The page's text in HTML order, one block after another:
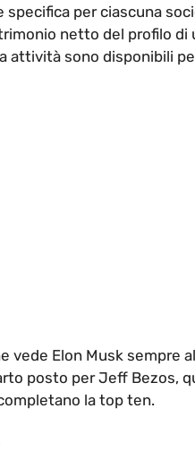
specifica per ciascuna
netto del profilo
attività sono disponibili
vede Elon Musk sempre
posto per Jeff Bezos,
la top ten.